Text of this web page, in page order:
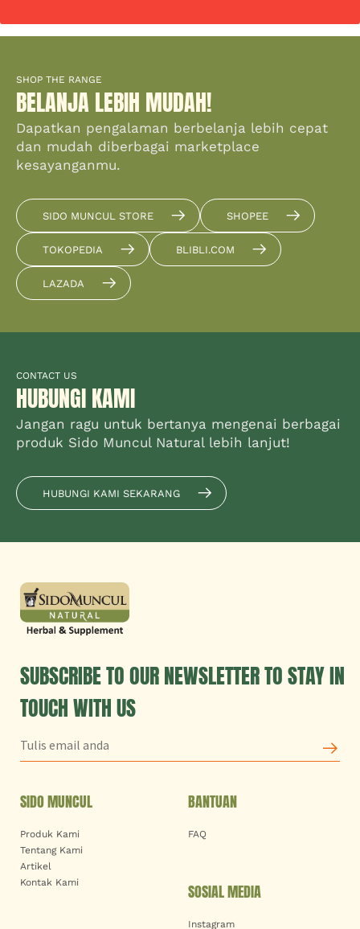
SHOP THE RANGE
BELANJA LEBIH MUDAH!
Dapatkan pengalaman berbelanja lebih cepat
dan mudah diberbagai marketplace
kesayanganmu.
SIDO MUNCUL STORE SHOPEE
TOKOPEDIA BLIBLI.COM
LAZADA
CONTACT US
HUBUNGI KAMI
Jangan ragu untuk bertanya mengenai berbagai
produk Sido Muncul Natural lebih lanjut!
HUBUNGI KAMI SEKARANG
SUBSCRIBE TO OUR NEWSLETTER TO STAY IN
TOUCH WITH US
SIDO MUNCUL
Produk Kami
Tentang Kami
Artikel
Kontak Kami
BANTUAN
FAQ
SOSIAL MEDIA
Instagram